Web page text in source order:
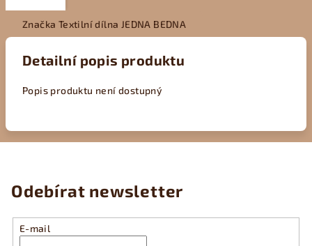
Značka Textilní dílna JEDNA BEDNA
Detailní popis produktu
Popis produktu není dostupný
Odebírat newsletter
E-mail